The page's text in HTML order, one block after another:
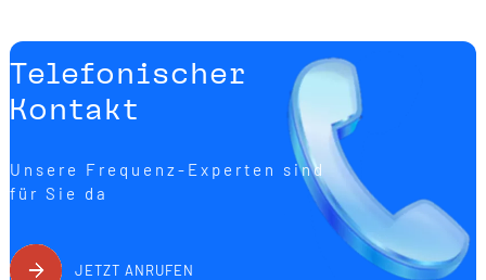
Telefonischer
Kontakt
Unsere Frequenz-Experten sind
für Sie da
JETZT ANRUFEN